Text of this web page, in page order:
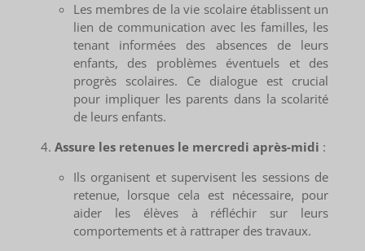
Les membres de la vie scolaire établissent un
lien de communication avec les familles, les
tenant informées des absences de leurs
enfants, des problèmes éventuels et des
progrès scolaires. Ce dialogue est crucial
pour impliquer les parents dans la scolarité
de leurs enfants.
Assure les retenues le mercredi après-midi :
Ils organisent et supervisent les sessions de
retenue, lorsque cela est nécessaire, pour
aider les élèves à réfléchir sur leurs
comportements et à rattraper des travaux.